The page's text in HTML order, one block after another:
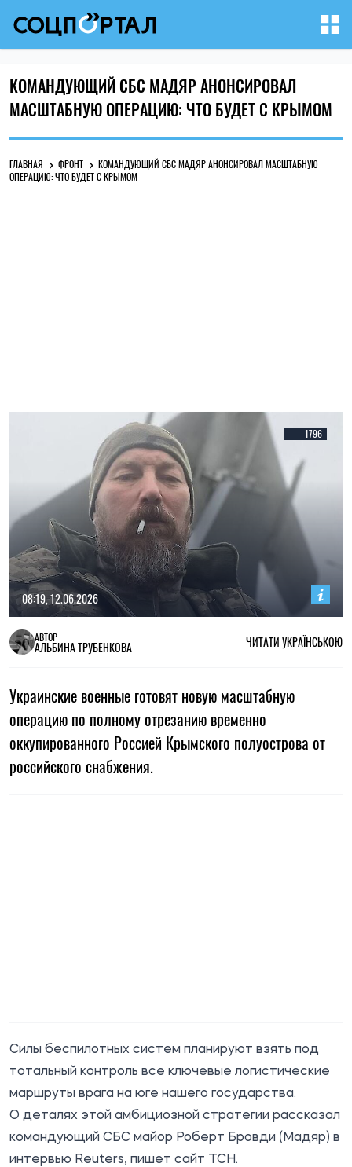
КОМАНДУЮЩИЙ СБС МАДЯР АНОНСИРОВАЛ
МАСШТАБНУЮ ОПЕРАЦИЮ: ЧТО БУДЕТ С КРЫМОМ
ГЛАВНАЯ ФРОНТ
КОМАНДУЮЩИЙ СБС МАДЯР АНОНСИРОВАЛ МАСШТАБНУЮ
ОПЕРАЦИЮ: ЧТО БУДЕТ С КРЫМОМ
1796
08:19, 12.06.2026
АВТОР
АЛЬБИНА ТРУБЕНКОВА ЧИТАТИ УКРАЇНСЬКОЮ
Украинские военные готовят новую масштабную
операцию по полному отрезанию временно
оккупированного Россией Крымского полуострова от
российского снабжения.
Силы беспилотных систем планируют взять под
тотальный контроль все ключевые логистические
маршруты врага на юге нашего государства.
О деталях этой амбициозной стратегии рассказал
командующий СБС майор Роберт Бровди (Мадяр) в
интервью Reuters, пишет сайт ТСН.